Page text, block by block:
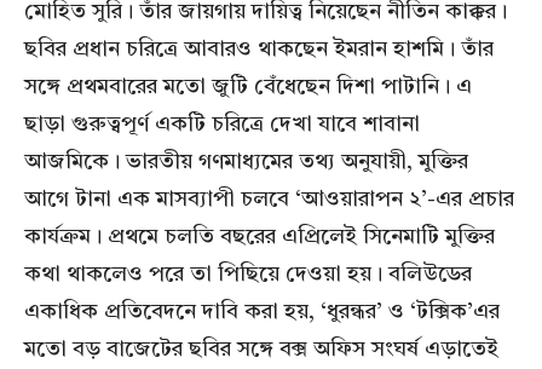
মোহিত সুরি। তাঁর জায়গায় দায়িত্ব নিয়েছেন নীতিন কাক্কর।
ছবির প্রধান চরিত্রে আবারও থাকছেন ইমরান হাশমি। তাঁর
সঙ্গে প্রথমবারের মতো জুটি বেঁধেছেন দিশা পাটানি। এ
ছাড়া গুরুত্বপূর্ণ একটি চরিত্রে দেখা যাবে শাবানা
আজমিকে। ভারতীয় গণমাধ্যমের তথ্য অনুযায়ী, মুক্তির
আগে টানা এক মাসব্যাপী চলবে ‘আওয়ারাপন ২’-এর প্রচার
কার্যক্রম। প্রথমে চলতি বছরের এপ্রিলেই সিনেমাটি মুক্তির
কথা থাকলেও পরে তা পিছিয়ে দেওয়া হয়। বলিউডের
একাধিক প্রতিবেদনে দাবি করা হয়, ‘ধুরন্ধর’ ও ‘টক্সিক’এর
মতো বড় বাজেটের ছবির সঙ্গে বক্স অফিস সংঘর্ষ এড়াতেই